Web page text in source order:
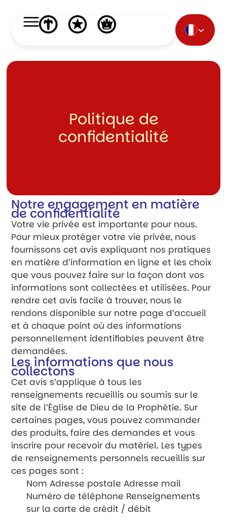
Politique de
confidentialité
Notre engagement en matière
de confidentialité
Votre vie privée est importante pour nous.
Pour mieux protéger votre vie privée, nous
fournissons cet avis expliquant nos pratiques
en matière d’information en ligne et les choix
que vous pouvez faire sur la façon dont vos
informations sont collectées et utilisées. Pour
rendre cet avis facile à trouver, nous le
rendons disponible sur notre page d’accueil
et à chaque point où des informations
personnellement identifiables peuvent être
demandées.
Les informations que nous
collectons
Cet avis s’applique à tous les
renseignements recueillis ou soumis sur le
site de l’Église de Dieu de la Prophétie. Sur
certaines pages, vous pouvez commander
des produits, faire des demandes et vous
inscrire pour recevoir du matériel. Les types
de renseignements personnels recueillis sur
ces pages sont :
Nom Adresse postale Adresse mail
Numéro de téléphone Renseignements
sur la carte de crédit / débit